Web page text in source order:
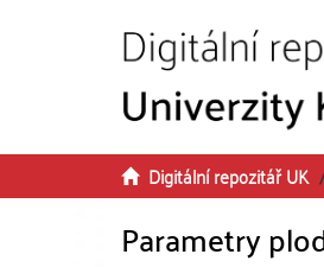
Digitální repozitář UK
Parametry